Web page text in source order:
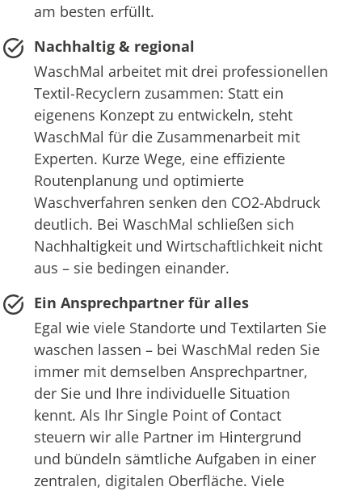
am besten erfüllt.
Nachhaltig & regional
WaschMal arbeitet mit drei professionellen
Textil-Recyclern zusammen: Statt ein
eigenens Konzept zu entwickeln, steht
WaschMal für die Zusammenarbeit mit
Experten. Kurze Wege, eine effiziente
Routenplanung und optimierte
Waschverfahren senken den CO2-Abdruck
deutlich. Bei WaschMal schließen sich
Nachhaltigkeit und Wirtschaftlichkeit nicht
aus – sie bedingen einander.
Ein Ansprechpartner für alles
Egal wie viele Standorte und Textilarten Sie
waschen lassen – bei WaschMal reden Sie
immer mit demselben Ansprechpartner,
der Sie und Ihre individuelle Situation
kennt. Als Ihr Single Point of Contact
steuern wir alle Partner im Hintergrund
und bündeln sämtliche Aufgaben in einer
zentralen, digitalen Oberfläche. Viele